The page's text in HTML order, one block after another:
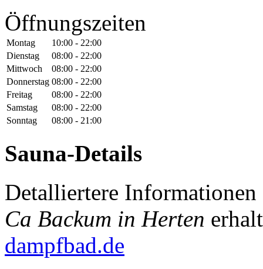
Öffnungszeiten
Montag
10:00 - 22:00
Dienstag
08:00 - 22:00
Mittwoch
08:00 - 22:00
Donnerstag 08:00 - 22:00
Freitag
08:00 - 22:00
Samstag
08:00 - 22:00
Sonntag
08:00 - 21:00
Sauna-Details
Detalliertere
Ca Backum in Herten
dampfbad.de